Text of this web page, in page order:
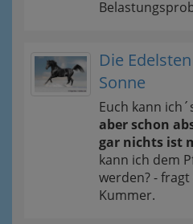
Die
Sonne
Euch kann
aber schon
gar nichts ist
kann ich dem
werden? -
Kummer.